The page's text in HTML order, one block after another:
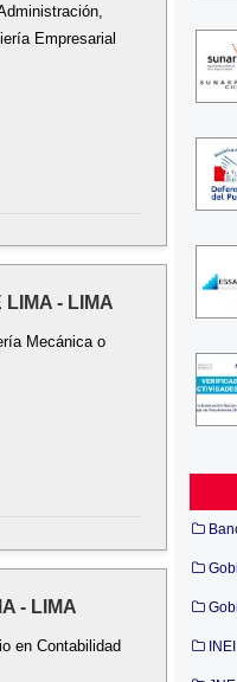
Empresarial
- LIMA
Mecánica o
- LIMA
en Contabilidad
INEI